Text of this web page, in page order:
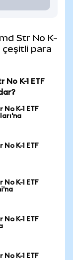
Str No K-
çeşitli para
K-1 ETF
K-1 ETF
K-1 ETF
K-1 ETF
K-1 ETF
K-1 ETF